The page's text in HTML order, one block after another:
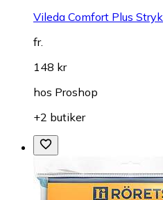
Vileda Comfort Plus
fr.
148 kr
hos Proshop
+2 butiker